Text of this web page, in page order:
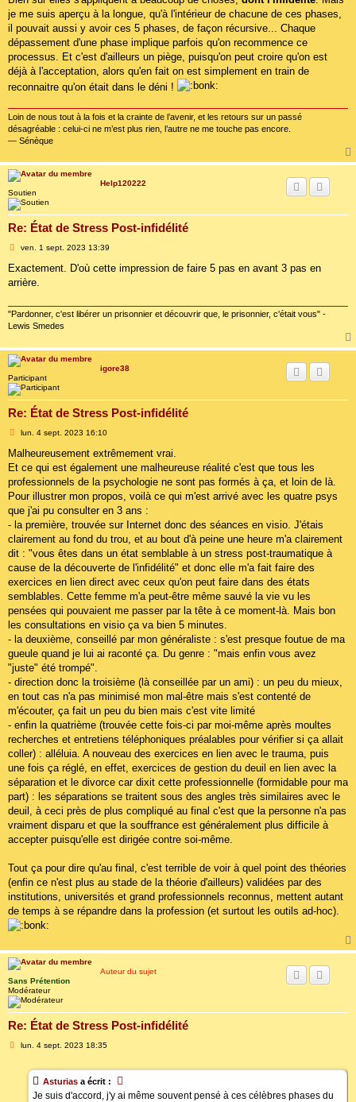
je me suis aperçu à la longue, qu'à l'intérieur de chacune de ces phases,
il pouvait aussi y avoir ces 5 phases, de façon récursive... Chaque
dépassement d'une phase implique parfois qu'on recommence ce
processus. Et c'est d'ailleurs un piège, puisqu'on peut croire qu'on est
déjà à l'acceptation, alors qu'en fait on est simplement en train de
reconnaitre qu'on était dans le déni !
Loin de nous tout à la fois et la crainte de l’avenir, et les retours sur un passé
désagréable : celui-ci ne m’est plus rien, l’autre ne me touche pas encore.
— Sénèque
Help120222
Soutien
Re: État de Stress Post-infidélité
M
s
a
ven. 1 sept. 2023 13:39
Exactement. D'où cette impression de faire 5 pas en avant 3 pas en
arrière.
"Pardonner, c'est libérer un prisonnier et découvrir que, le prisonnier, c'était vous" -
Lewis Smedes
igore38
Participant
Re: État de Stress Post-infidélité
M
s
a
g
lun. 4 sept. 2023 16:10
Malheureusement extrêmement vrai.
Et ce qui est également une malheureuse réalité c'est que tous les
professionnels de la psychologie ne sont pas formés à ça, et loin de là.
Pour illustrer mon propos, voilà ce qui m'est arrivé avec les quatre psys
que j'ai pu consulter en 3 ans :
- la première, trouvée sur Internet donc des séances en visio. J'étais
clairement au fond du trou, et au bout d'à peine une heure m'a clairement
dit : "vous êtes dans un état semblable à un stress post-traumatique à
cause de la découverte de l'infidélité" et donc elle m'a fait faire des
exercices en lien direct avec ceux qu'on peut faire dans des états
semblables. Cette femme m'a peut-être même sauvé la vie vu les
pensées qui pouvaient me passer par la tête à ce moment-là. Mais bon
les consultations en visio ça va bien 5 minutes.
- la deuxième, conseillé par mon généraliste : s'est presque foutue de ma
gueule quand je lui ai raconté ça. Du genre : "mais enfin vous avez
"juste" été trompé".
- direction donc la troisième (là conseillée par un ami) : un peu du mieux,
en tout cas n'a pas minimisé mon mal-être mais s'est contenté de
m'écouter, ça fait un peu du bien mais c'est vite limité
- enfin la quatrième (trouvée cette fois-ci par moi-même après moultes
recherches et entretiens téléphoniques préalables pour vérifier si ça allait
coller) : alléluia. A nouveau des exercices en lien avec le trauma, puis
une fois ça réglé, en effet, exercices de gestion du deuil en lien avec la
séparation et le divorce car dixit cette professionnelle (formidable pour ma
part) : les séparations se traitent sous des angles très similaires avec le
deuil, à ceci près de plus compliqué au final c'est que la personne n'a pas
vraiment disparu et que la souffrance est généralement plus difficile à
accepter puisqu'elle est dirigée contre soi-même.
Tout ça pour dire qu'au final, c'est terrible de voir à quel point des théories
(enfin ce n'est plus au stade de la théorie d'ailleurs) validées par des
institutions, universités et grand professionnels reconnus, mettent autant
de temps à se répandre dans la profession (et surtout les outils ad-hoc).
Auteur du sujet
Sans Prétention
Modérateur
Re: État de Stress Post-infidélité
Mlun. 4 sept. 2023 18:35
Asturias a écrit :
Je suis d'accord, j'y ai même souvent pensé à ces célèbres phases du